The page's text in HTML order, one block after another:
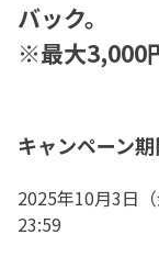
バック。
※最大3,000
キャンペーン
2025年10月3日
23:59